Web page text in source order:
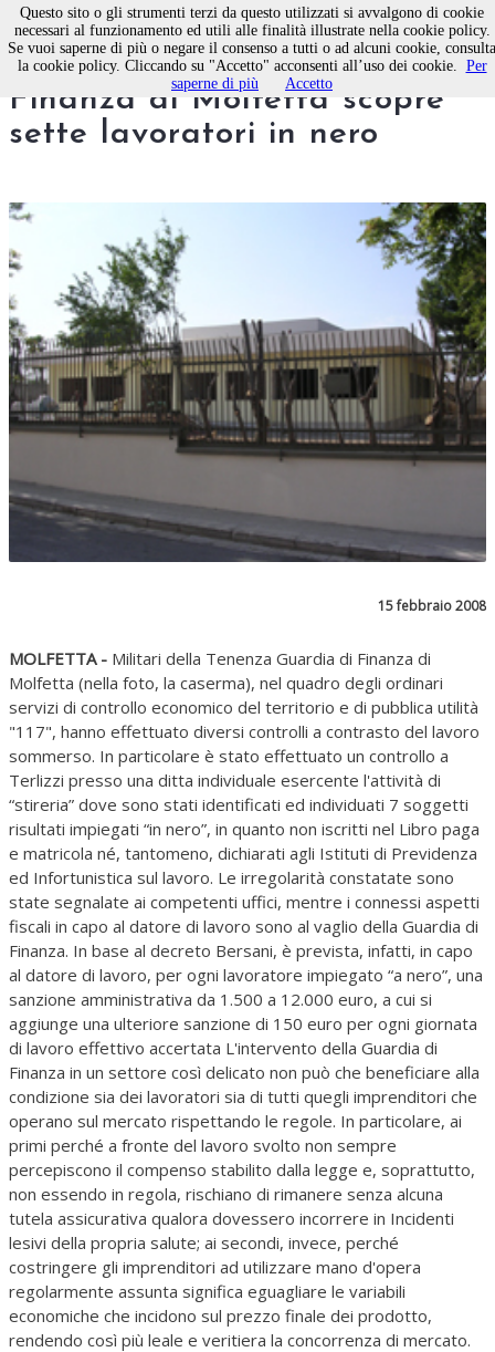
Terlizzi, la Guardia di
Finanza di Molfetta scopre
sette lavoratori in nero
15 febbraio 2008
MOLFETTA - Militari della Tenenza Guardia di Finanza di
Molfetta (nella foto, la caserma), nel quadro degli ordinari
servizi di controllo economico del territorio e di pubblica utilità
"117", hanno effettuato diversi controlli a contrasto del lavoro
sommerso. In particolare è stato effettuato un controllo a
Terlizzi presso una ditta individuale esercente l'attività di
“stireria” dove sono stati identificati ed individuati 7 soggetti
risultati impiegati “in nero”, in quanto non iscritti nel Libro paga
e matricola né, tantomeno, dichiarati agli Istituti di Previdenza
ed Infortunistica sul lavoro. Le irregolarità constatate sono
state segnalate ai competenti uffici, mentre i connessi aspetti
fiscali in capo al datore di lavoro sono al vaglio della Guardia di
Finanza. In base al decreto Bersani, è prevista, infatti, in capo
al datore di lavoro, per ogni lavoratore impiegato “a nero”, una
sanzione amministrativa da 1.500 a 12.000 euro, a cui si
aggiunge una ulteriore sanzione di 150 euro per ogni giornata
di lavoro effettivo accertata L'intervento della Guardia di
Finanza in un settore così delicato non può che beneficiare alla
condizione sia dei lavoratori sia di tutti quegli imprenditori che
operano sul mercato rispettando le regole. In particolare, ai
primi perché a fronte del lavoro svolto non sempre
percepiscono il compenso stabilito dalla legge e, soprattutto,
non essendo in regola, rischiano di rimanere senza alcuna
tutela assicurativa qualora dovessero incorrere in Incidenti
lesivi della propria salute; ai secondi, invece, perché
costringere gli imprenditori ad utilizzare mano d'opera
regolarmente assunta significa eguagliare le variabili
economiche che incidono sul prezzo finale dei prodotto,
rendendo così più leale e veritiera la concorrenza di mercato.
Questo sito o gli strumenti terzi da questo utilizzati si avvalgono di cookie
necessari al funzionamento ed utili alle finalità illustrate nella cookie policy.
Se vuoi saperne di più o negare il consenso a tutti o ad alcuni cookie, consulta
la cookie policy. Cliccando su "Accetto" acconsenti all’uso dei cookie. Per
saperne di più
Accetto